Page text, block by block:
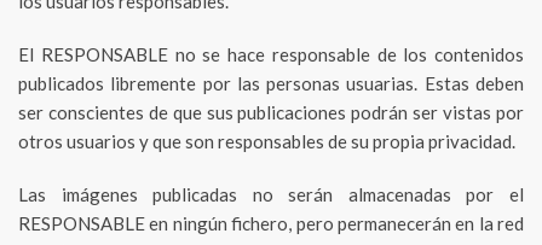
El RESPONSABLE no se hace responsable de los contenidos
publicados libremente por las personas usuarias. Estas deben
ser conscientes de que sus publicaciones podrán ser vistas por
otros usuarios y que son responsables de su propia privacidad.
Las imágenes publicadas no serán almacenadas por el
RESPONSABLE en ningún fichero, pero permanecerán en la red